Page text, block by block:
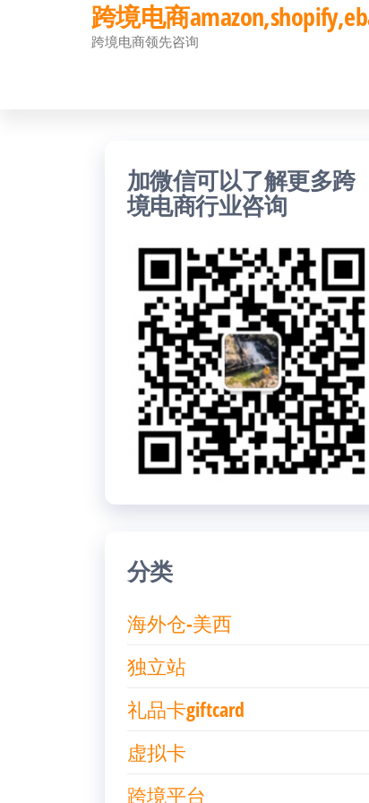
跨境电商
跨境电商领先咨询
加微信可以了解更多跨
境电商行业咨询
分类
海外仓-美西
独立站
礼品卡giftcard
虚拟卡
跨境平台